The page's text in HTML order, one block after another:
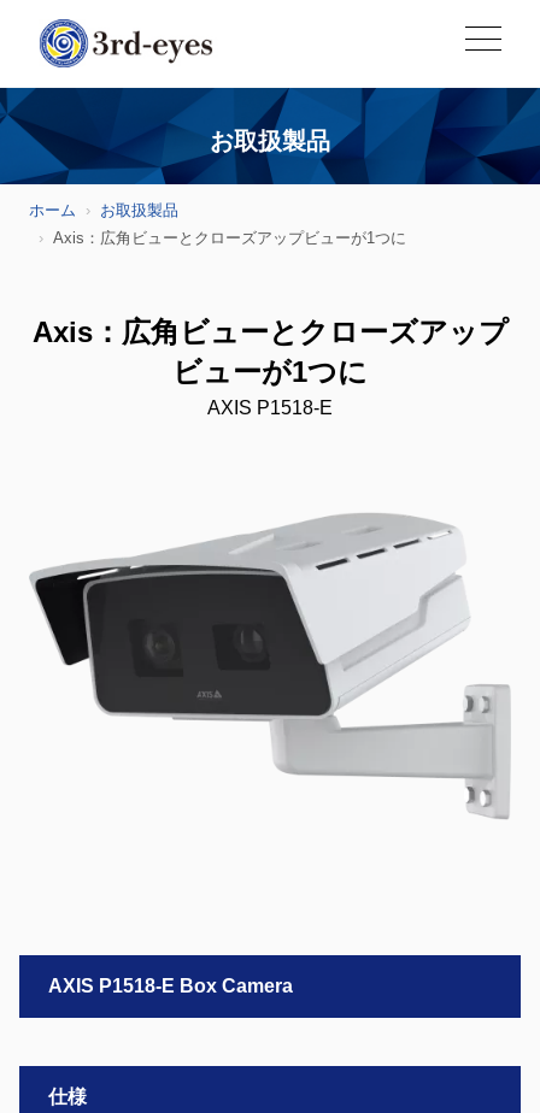
お取扱製品
ホーム
お取扱製品
Axis：広角ビューとクローズアップビューが1つに
Axis：広角ビューとクローズアップ
ビューが1つに
AXIS P1518-E
AXIS P1518-E Box Camera
仕様